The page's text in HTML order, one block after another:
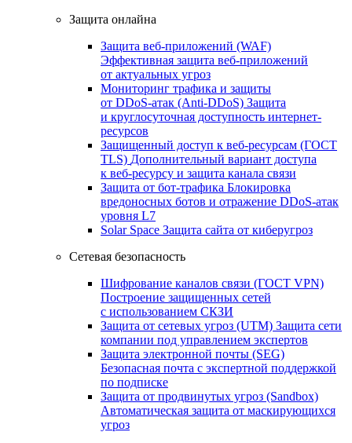
Защита онлайна
Защита веб-приложений (WAF)
Эффективная защита веб-приложений
от актуальных угроз
Мониторинг трафика и защиты
от DDoS‑атак (Anti‑DDoS) Защита
и круглосуточная доступность интернет-
ресурсов
Защищенный доступ к веб-ресурсам (ГОСТ
TLS) Дополнительный вариант доступа
к веб‑ресурсу и защита канала связи
Защита от бот‑трафика Блокировка
вредоносных ботов и отражение DDoS‑атак
уровня L7
Solar Space Защита сайта от киберугроз
Сетевая безопасность
Шифрование каналов связи (ГОСТ VPN)
Построение защищенных сетей
с использованием СКЗИ
Защита от сетевых угроз (UTM) Защита сети
компании под управлением экспертов
Защита электронной почты (SEG)
Безопасная почта с экспертной поддержкой
по подписке
Защита от продвинутых угроз (Sandbox)
Автоматическая защита от маскирующихся
угроз